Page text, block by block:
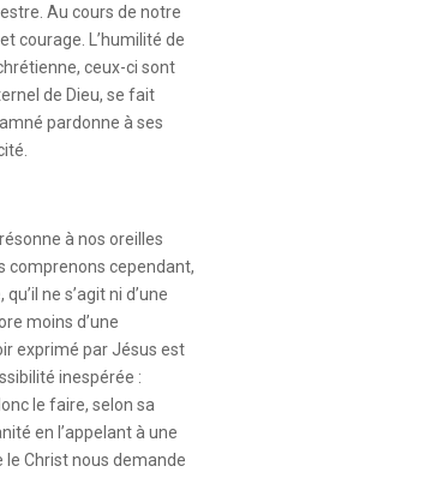
Au cours de notre
courage. L’humilité de
ceux-ci sont
de Dieu, se fait
pardonne à ses
à nos oreilles
comprenons cependant,
ne s’agit ni d’une
moins d’une
exprimé par Jésus est
inespérée :
le faire, selon sa
en l’appelant à une
Christ nous demande